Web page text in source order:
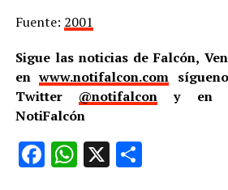
Fuente: 2001
Sigue las noticias de Falcón,
enwww.notifalcon.com
Twitter @notifalcon y en
NotiFalcón
Facebook
WhatsApp
X